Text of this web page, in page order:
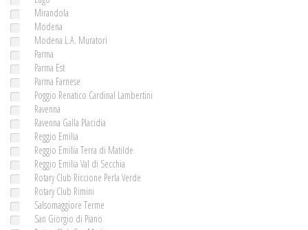
Mirandola
Modena
Modena L.A. Muratori
Parma
Parma Est
Parma Farnese
Poggio Renatico Cardinal Lambertini
Ravenna
Ravenna Galla Placidia
Reggio Emilia
Reggio Emilia Terra di Matilde
Reggio Emilia Val di Secchia
Rotary Club Riccione Perla Verde
Rotary Club Rimini
Salsomaggiore Terme
San Giorgio di Piano